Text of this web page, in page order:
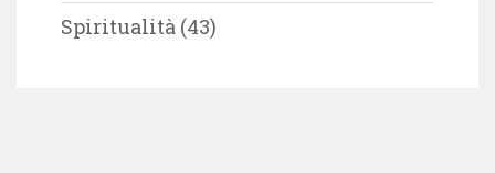
Spiritualità (43)